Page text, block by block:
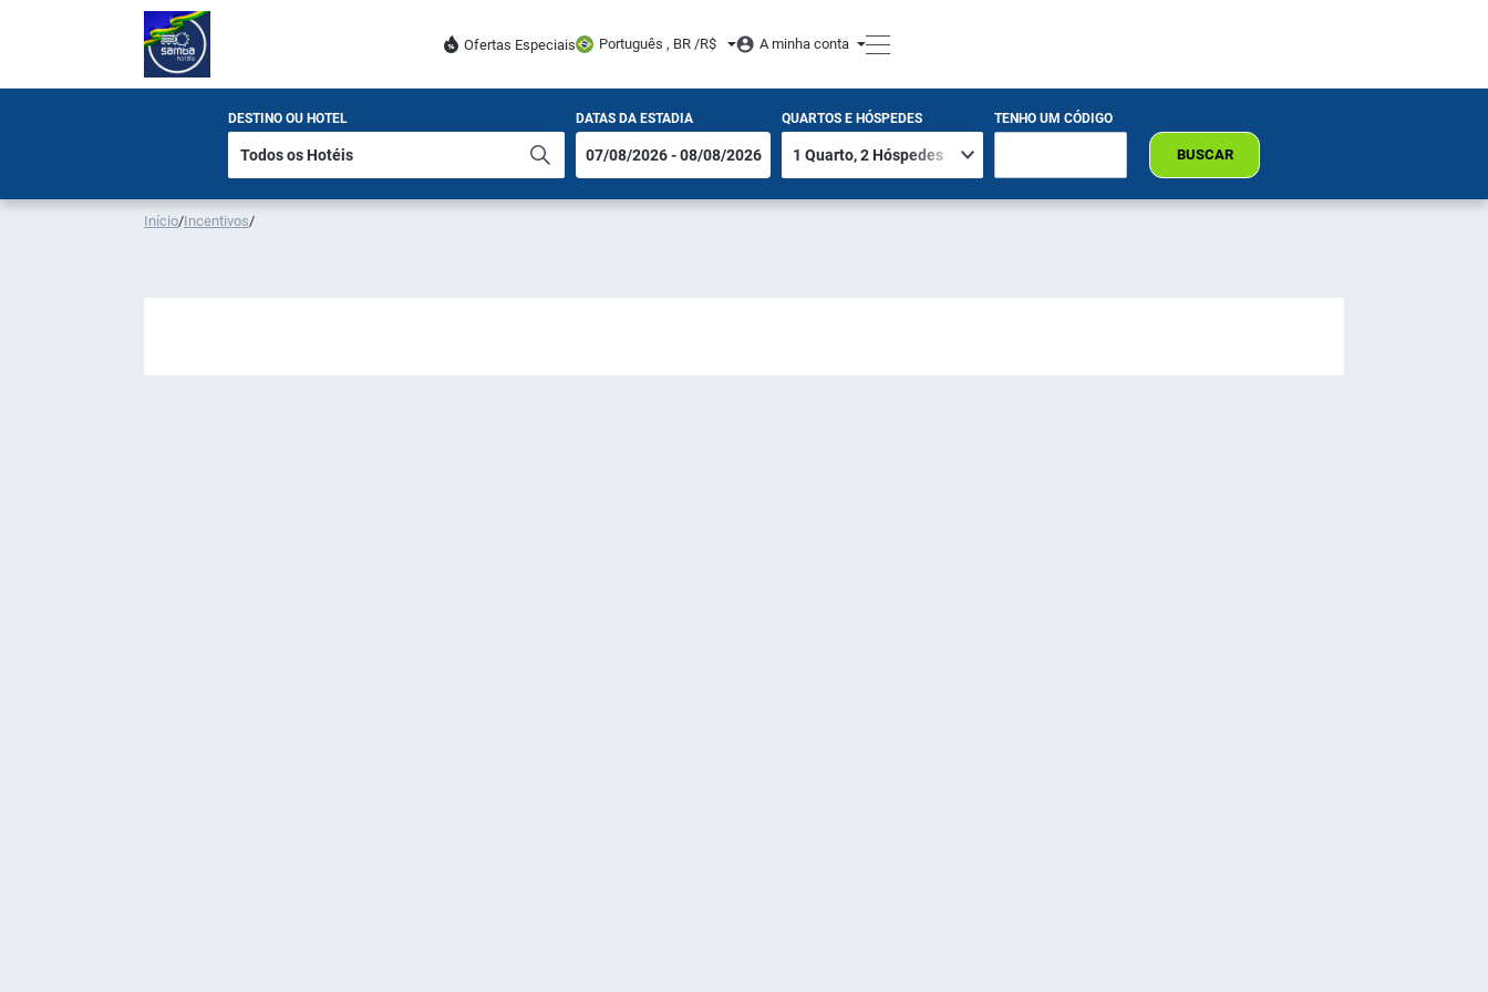
Ofertas Especiais Português , BR /R$ A minha conta
DESTINO OU HOTEL DATAS DA ESTADIA QUARTOS E HÓSPEDES TENHO UM CÓDIGO
BUSCAR
Início/Incentivos/